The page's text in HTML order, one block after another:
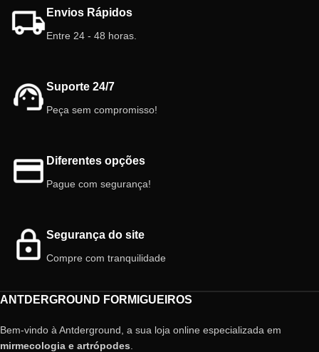
Tamanho: 10cm x 2,5cm
Depósito: 10 ml (novo sistema de
conexão fácil).
Rolha: sim.
Envios Rápidos
Entre 24 - 48 horas.
Suporte 24/7
Peça sem compromisso!
Diferentes opções
Pague com segurança!
Segurança do site
Compre com tranquilidade
ANTDERGROUND FORMIGUEIROS
Bem-vindo à Antderground, a sua loja online especializada em
mirmecologia e artrópodes